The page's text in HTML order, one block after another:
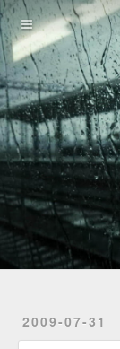
2009-07-31
Home
Archives
Github